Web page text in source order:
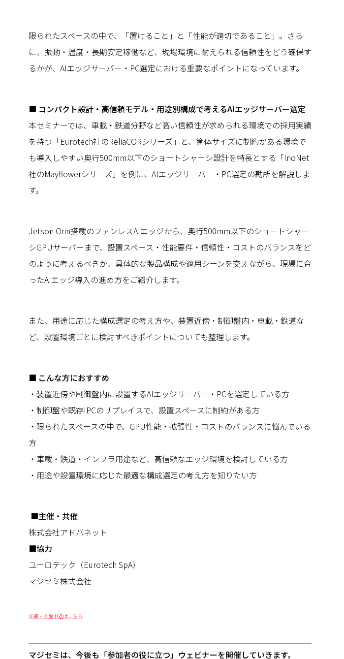
限られたスペースの中で、「置けること」と「性能が適切であること」。さら
に、振動・温度・長期安定稼働など、現場環境に耐えられる信頼性をどう確保す
るかが、AIエッジサーバー・PC選定における重要なポイントになっています。
■ コンパクト設計・高信頼モデル・用途別構成で考えるAIエッジサーバー選定
本セミナーでは、車載・鉄道分野など高い信頼性が求められる環境での採用実績
を持つ「Eurotech社のReliaCORシリーズ」と、筐体サイズに制約がある環境で
も導入しやすい奥行500mm以下のショートシャーシ設計を特長とする「InoNet
社のMayflowerシリーズ」を例に、AIエッジサーバー・PC選定の勘所を解説しま
す。
Jetson Orin搭載のファンレスAIエッジから、奥行500mm以下のショートシャー
シGPUサーバーまで、設置スペース・性能要件・信頼性・コストのバランスをど
のように考えるべきか。具体的な製品構成や適用シーンを交えながら、現場に合
ったAIエッジ導入の進め方をご紹介します。
また、用途に応じた構成選定の考え方や、装置近傍・制御盤内・車載・鉄道な
ど、設置環境ごとに検討すべきポイントについても整理します。
■ こんな方におすすめ
・装置近傍や制御盤内に設置するAIエッジサーバー・PCを選定している方
・制御盤や既存IPCのリプレイスで、設置スペースに制約がある方
・限られたスペースの中で、GPU性能・拡張性・コストのバランスに悩んでいる
方
・車載・鉄道・インフラ用途など、高信頼なエッジ環境を検討している方
・用途や設置環境に応じた最適な構成選定の考え方を知りたい方
■主催・共催
株式会社アドバネット
■協力
ユーロテック（Eurotech SpA）
マジセミ株式会社
詳細・参加申込はこちら
マジセミは、今後も「参加者の役に立つ」ウェビナーを開催していきます。